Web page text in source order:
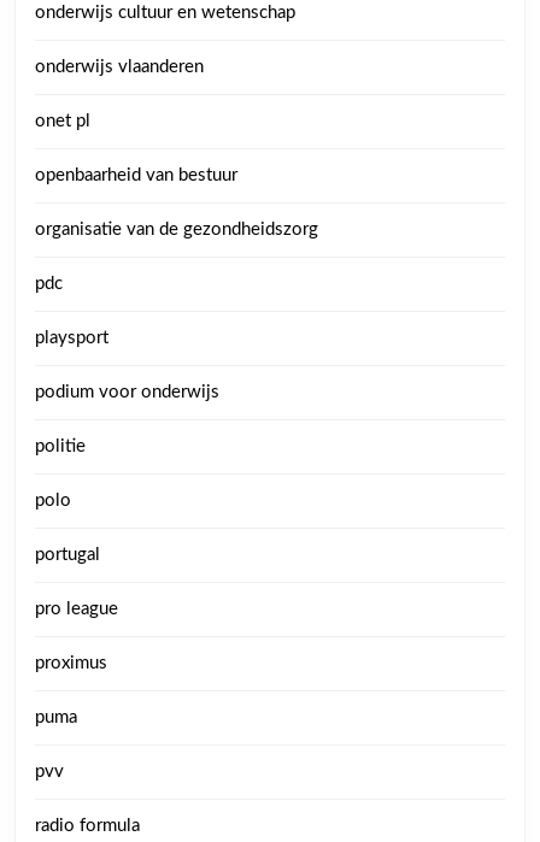
onderwijs cultuur en wetenschap
onderwijs vlaanderen
onet pl
openbaarheid van bestuur
organisatie van de gezondheidszorg
pdc
playsport
podium voor onderwijs
politie
polo
portugal
pro league
proximus
puma
pvv
radio formula